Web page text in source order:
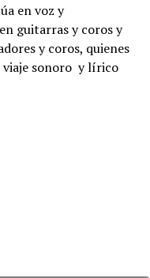
en voz y
guitarras y coros y
y coros, quienes
sonoro y lírico